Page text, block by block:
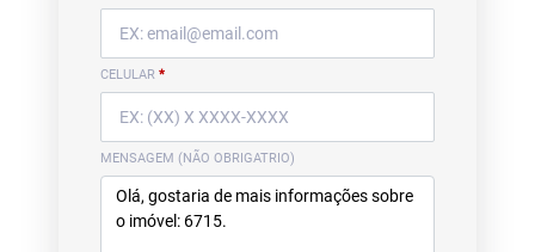
CELULAR *
MENSAGEM (NÃO OBRIGATRIO)